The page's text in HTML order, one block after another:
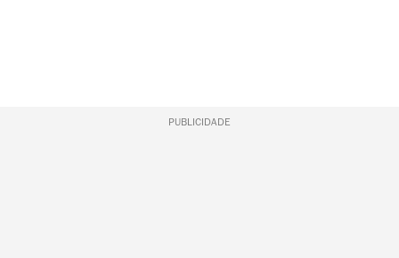
PUBLICIDADE